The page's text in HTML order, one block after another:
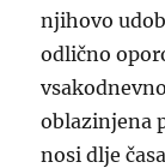
njihovo
odlično
oblazinjena
nosi dlje